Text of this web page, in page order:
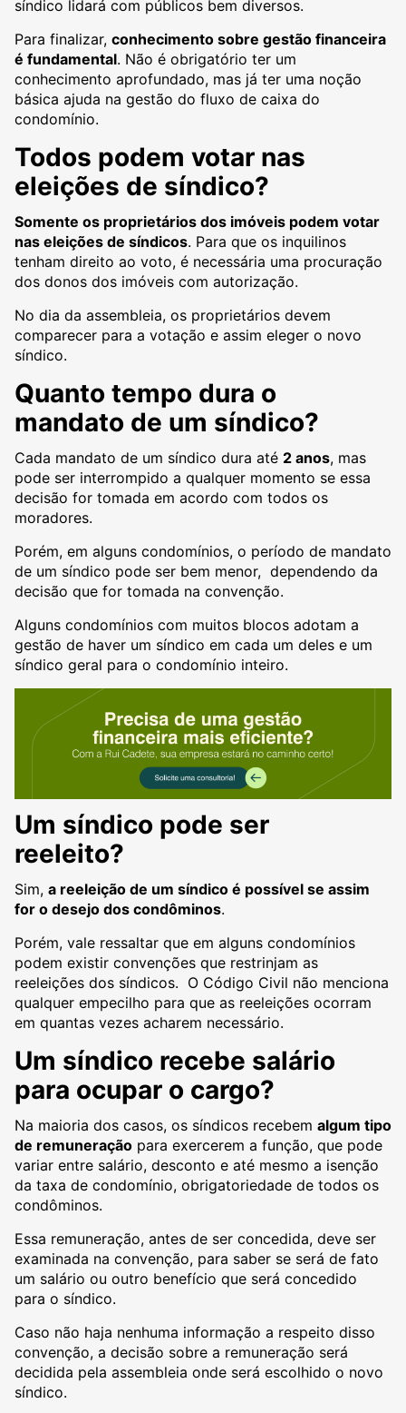
síndico lidará com públicos bem diversos.
Para finalizar, conhecimento sobre gestão financeira
é fundamental. Não é obrigatório ter um
conhecimento aprofundado, mas já ter uma noção
básica ajuda na gestão do fluxo de caixa do
condomínio.
Todos podem votar nas
eleições de síndico?
Somente os proprietários dos imóveis podem votar
nas eleições de síndicos. Para que os inquilinos
tenham direito ao voto, é necessária uma procuração
dos donos dos imóveis com autorização.
No dia da assembleia, os proprietários devem
comparecer para a votação e assim eleger o novo
síndico.
Quanto tempo dura o
mandato de um síndico?
Cada mandato de um síndico dura até 2 anos, mas
pode ser interrompido a qualquer momento se essa
decisão for tomada em acordo com todos os
moradores.
Porém, em alguns condomínios, o período de mandato
de um síndico pode ser bem menor, dependendo da
decisão que for tomada na convenção.
Alguns condomínios com muitos blocos adotam a
gestão de haver um síndico em cada um deles e um
síndico geral para o condomínio inteiro.
Um síndico pode ser
reeleito?
Sim, a reeleição de um síndico é possível se assim
for o desejo dos condôminos.
Porém, vale ressaltar que em alguns condomínios
podem existir convenções que restrinjam as
reeleições dos síndicos. O Código Civil não menciona
qualquer empecilho para que as reeleições ocorram
em quantas vezes acharem necessário.
Um síndico recebe salário
para ocupar o cargo?
Na maioria dos casos, os síndicos recebem algum tipo
de remuneração para exercerem a função, que pode
variar entre salário, desconto e até mesmo a isenção
da taxa de condomínio, obrigatoriedade de todos os
condôminos.
Essa remuneração, antes de ser concedida, deve ser
examinada na convenção, para saber se será de fato
um salário ou outro benefício que será concedido
para o síndico.
Caso não haja nenhuma informação a respeito disso
convenção, a decisão sobre a remuneração será
decidida pela assembleia onde será escolhido o novo
síndico.